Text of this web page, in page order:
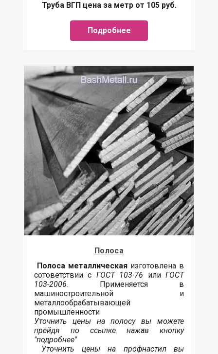
Труба ВГП цена за метр от 105 руб.
Подробнее
Полоса
Полоса металлическая изготовлена в
сотоветствии с ГОСТ 103-76 илиГОСТ
103-2006. Применяется в
машиностроительной и
металлообрабатывающей
промышленности
Уточнить цены на полосу вы можете
прейдя по ссылке нажав кнопку
"подробнее"
Уточнить цены на профнастил вы